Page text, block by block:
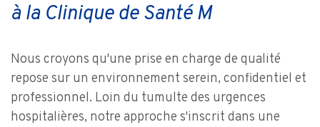
à la Clinique de Santé M
Nous croyons qu'une prise en charge de qualité
repose sur un environnement serein, confidentiel et
professionnel. Loin du tumulte des urgences
hospitalières, notre approche s'inscrit dans une